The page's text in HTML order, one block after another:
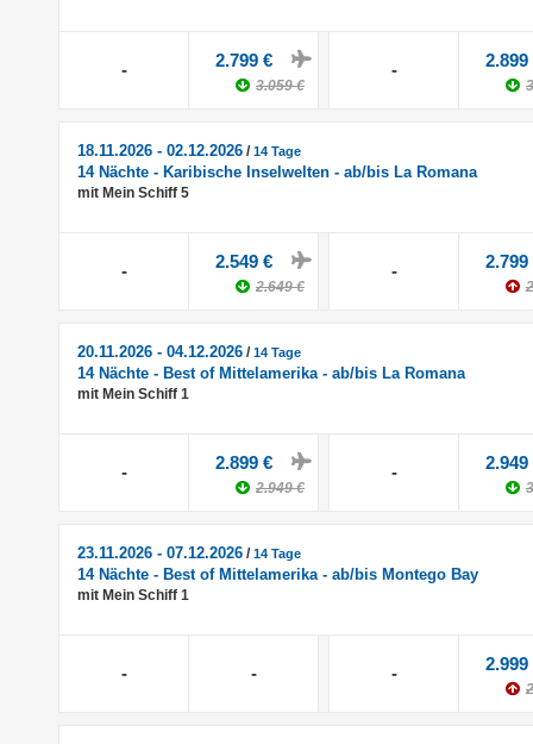
- 2.799 €
3.059 €
- 2.899
18.11.2026 - 02.12.2026 /14 Tage
14 Nächte - Karibische Inselwelten - ab/bis La Romana
mit Mein Schiff 5
- 2.549 €
2.649 €
- 2.799
20.11.2026 - 04.12.2026 /14 Tage
14 Nächte - Best of Mittelamerika - ab/bis La Romana
mit Mein Schiff 1
- 2.899 €
2.949 €
- 2.949
23.11.2026 - 07.12.2026 /14 Tage
14 Nächte - Best of Mittelamerika - ab/bis Montego Bay
mit Mein Schiff 1
- - - 2.999